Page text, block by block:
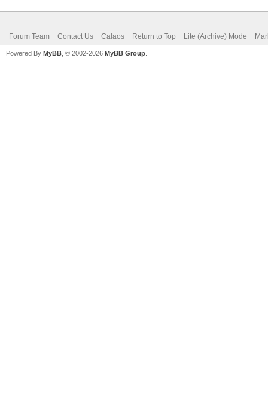
Forum Team Contact Us Calaos Return to Top Lite (Archive) Mode
Powered By MyBB , © 2002-2026 MyBB Group